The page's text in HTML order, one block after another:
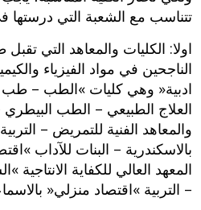
تتناسب مع الشعبة التي درستها في
اولا‮:‬‮ ‬الكليات والمعاهد التي
‬الناجحين في مواد الفيزياء
ادبية‮« ‬وهي كليات‮ »‬الطب‮ – ‬طب
‬العلاج الطبيعي‮ – ‬الطب
‬والمعاهد الفنية للتمريض‮ –
بالاسكندرية‮ – ‬البنات للآداب‮
‬المعهد العالي للكفاية الانتاجية‮
– ‬التربية‮ »‬اقتصاد منزلي‮«